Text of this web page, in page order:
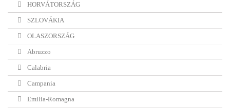
HORVÁTORSZÁG
SZLOVÁKIA
OLASZORSZÁG
Abruzzo
Calabria
Campania
Emilia-Romagna